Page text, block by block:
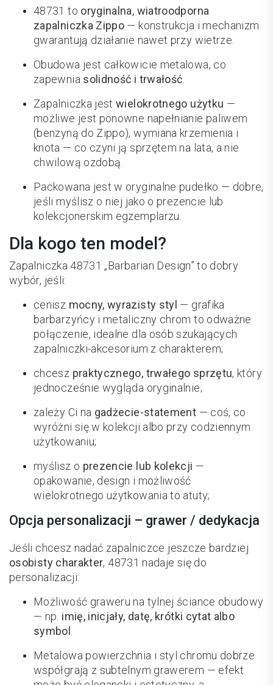
48731 to oryginalna, wiatroodporna
zapalniczka Zippo — konstrukcja i mechanizm
gwarantują działanie nawet przy wietrze.
Obudowa jest całkowicie metalowa, co
zapewnia solidność i trwałość.
Zapalniczka jestwielokrotnego użytku —
możliwe jest ponowne napełnianie paliwem
(benzyną do Zippo), wymiana krzemienia i
knota — co czyni ją sprzętem na lata, a nie
chwilową ozdobą.
Packowana jest w oryginalne pudełko — dobre,
jeśli myślisz o niej jako o prezencie lub
kolekcjonerskim egzemplarzu.
Dla kogo ten model?
Zapalniczka 48731 „Barbarian Design” to dobry
wybór, jeśli:
cenisz mocny, wyrazisty styl — grafika
barbarzyńcy i metaliczny chrom to odważne
połączenie, idealne dla osób szukających
zapalniczki-akcesorium z charakterem;
chcesz praktycznego, trwałego sprzętu, który
jednocześnie wygląda oryginalnie;
zależy Ci na gadżecie-statement — coś, co
wyróżni się w kolekcji albo przy codziennym
użytkowaniu;
myślisz o prezencie lub kolekcji —
opakowanie, design i możliwość
wielokrotnego użytkowania to atuty;
Opcja personalizacji – grawer / dedykacja
Jeśli chcesz nadać zapalniczce jeszcze bardziej
osobisty charakter, 48731 nadaje się do
personalizacji:
Możliwość graweru na tylnej ściance obudowy
— np. imię, inicjały, datę, krótki cytat albo
symbol .
Metalowa powierzchnia i styl chromu dobrze
współgrają z subtelnym grawerem — efekt